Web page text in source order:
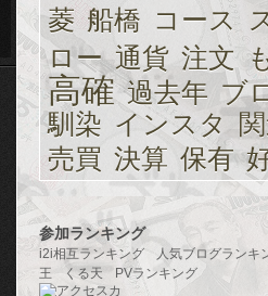
菱 船橋 コース
ロー 通貨 注文
高確 過去年 ブ
馴染 インスタ
売買 決算 保有
参加ランキング
i2i相互ランキング
人気ブログランキ
王
くる天 PVランキング